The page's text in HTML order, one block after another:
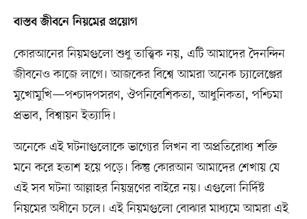
বাস্তব জীবনে নিয়মের প্রয়োগ
কোরআনের নিয়মগুলো শুধু তাত্ত্বিক নয়, এটি আমাদের দৈনন্দিন
জীবনেও কাজে লাগে। আজকের বিশ্বে আমরা অনেক চ্যালেঞ্জের
মুখোমুখি—পশ্চাদপসরণ, ঔপনিবেশিকতা, আধুনিকতা, পশ্চিমা
প্রভাব, বিশ্বায়ন ইত্যাদি।
অনেকে এই ঘটনাগুলোকে ভাগ্যের লিখন বা অপ্রতিরোধ্য শক্তি
মনে করে হতাশ হয়ে পড়ে। কিন্তু কোরআন আমাদের শেখায় যে
এই সব ঘটনা আল্লাহর নিয়ন্ত্রণের বাইরে নয়। এগুলো নির্দিষ্ট
নিয়মের অধীনে চলে। এই নিয়মগুলো বোঝার মাধ্যমে আমরা এই